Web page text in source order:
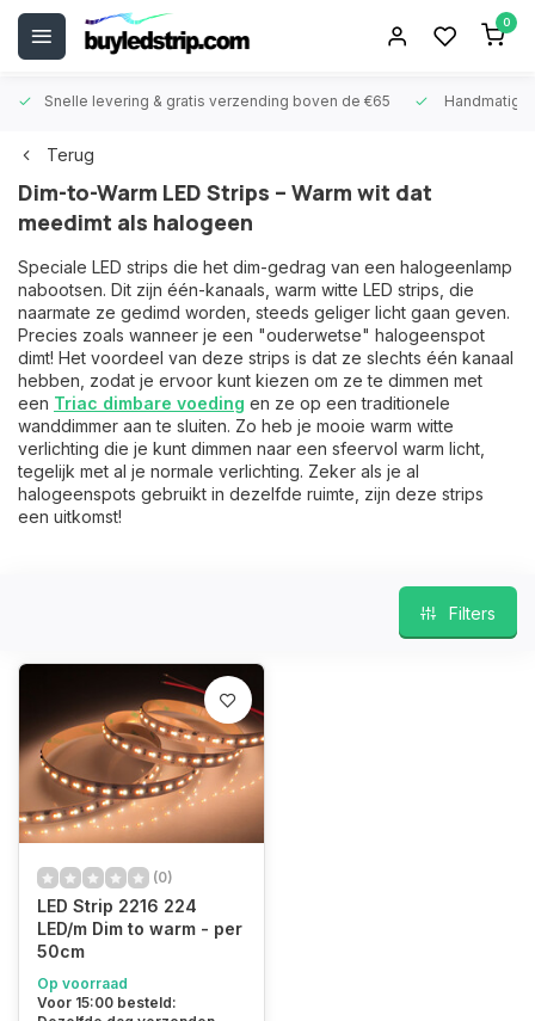
0
Snelle levering & gratis verzending boven de €65
Terug
Dim-to-Warm LED Strips – Warm wit dat
meedimt als halogeen
Speciale LED strips die het dim-gedrag van een halogeenlamp
nabootsen. Dit zijn één-kanaals, warm witte LED strips, die
naarmate ze gedimd worden, steeds geliger licht gaan geven.
Precies zoals wanneer je een "ouderwetse" halogeenspot
dimt! Het voordeel van deze strips is dat ze slechts één kanaal
hebben, zodat je ervoor kunt kiezen om ze te dimmen met
een Triac dimbare voeding en ze op een traditionele
wanddimmer aan te sluiten. Zo heb je mooie warm witte
verlichting die je kunt dimmen naar een sfeervol warm licht,
tegelijk met al je normale verlichting. Zeker als je al
halogeenspots gebruikt in dezelfde ruimte, zijn deze strips
een uitkomst!
Filters
(0)
LED Strip 2216 224
LED/m Dim to warm - per
50cm
Op voorraad
Voor 15:00 besteld: